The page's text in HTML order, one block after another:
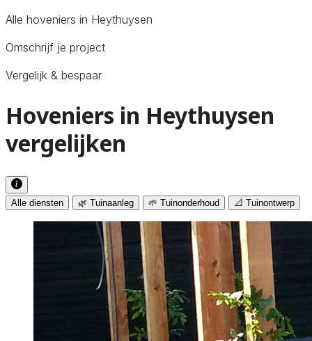
Alle hoveniers in Heythuysen
Omschrijf je project
Vergelijk & bespaar
Hoveniers in Heythuysen
vergelijken
Alle diensten 🌿 Tuinaanleg 🌱 Tuinonderhoud 📐 Tuinontwerp